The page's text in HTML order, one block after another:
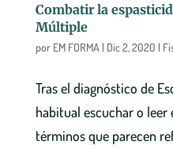
Combatir la
Múltiple
por EM FORMA | Dic 2, 2020 |
Tras el diagnóstico de
habitual escuchar o
términos que parecen